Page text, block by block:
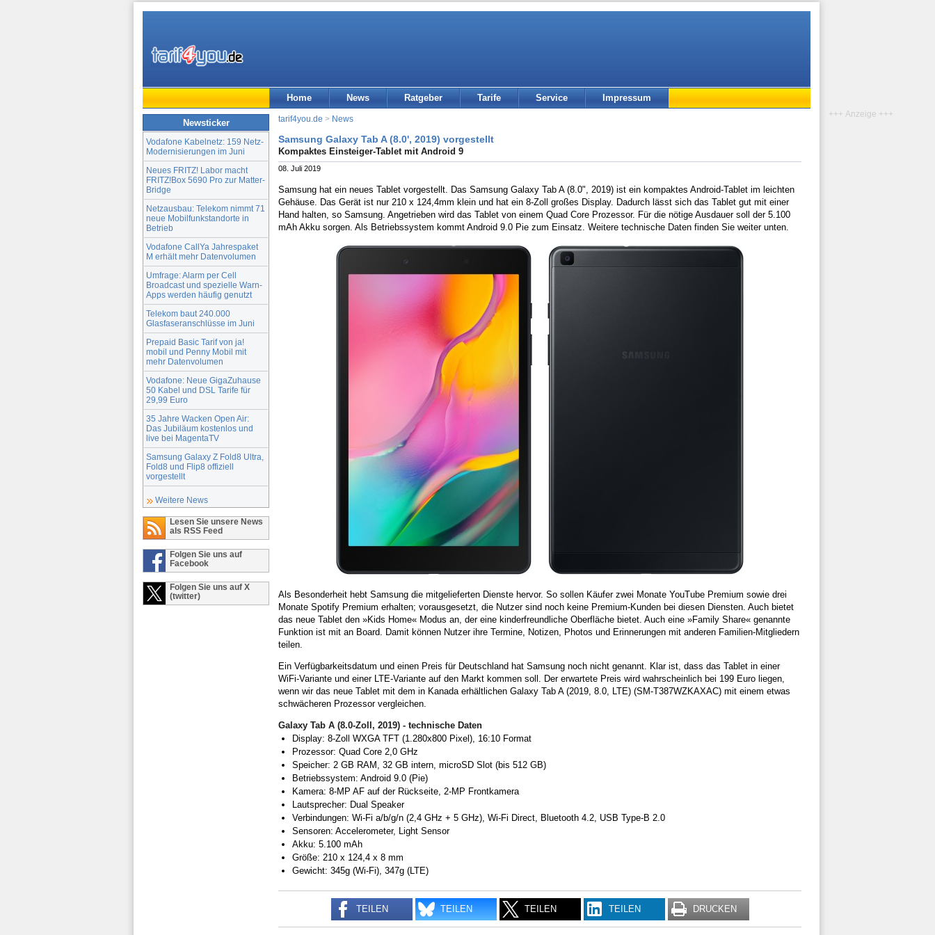
Home News Ratgeber Tarife Service Impressum
Newsticker
Vodafone Kabelnetz: 159 Netz-
Modernisierungen im Juni
Neues FRITZ! Labor macht
FRITZ!Box 5690 Pro zur Matter-
Bridge
Netzausbau: Telekom nimmt 71
neue Mobilfunkstandorte in
Betrieb
Vodafone CallYa Jahrespaket
M erhält mehr Datenvolumen
Umfrage: Alarm per Cell
Broadcast und spezielle Warn-
Apps werden häufig genutzt
Telekom baut 240.000
Glasfaseranschlüsse im Juni
Prepaid Basic Tarif von ja!
mobil und Penny Mobil mit
mehr Datenvolumen
Vodafone: Neue GigaZuhause
50 Kabel und DSL Tarife für
29,99 Euro
35 Jahre Wacken Open Air:
Das Jubiläum kostenlos und
live bei MagentaTV
Samsung Galaxy Z Fold8 Ultra,
Fold8 und Flip8 offiziell
vorgestellt
Weitere News
Lesen Sie unsere News
als RSS Feed
Folgen Sie uns auf
Facebook
Folgen Sie uns auf X
(twitter)
tarif4you.de > News
Samsung Galaxy Tab A (8.0', 2019) vorgestellt
Kompaktes Einsteiger-Tablet mit Android 9
08. Juli 2019
Samsung hat ein neues Tablet vorgestellt. Das Samsung Galaxy Tab A (8.0", 2019) ist ein kompaktes Android-Tablet im leichten
Gehäuse. Das Gerät ist nur 210 x 124,4mm klein und hat ein 8-Zoll großes Display. Dadurch lässt sich das Tablet gut mit einer
Hand halten, so Samsung. Angetrieben wird das Tablet von einem Quad Core Prozessor. Für die nötige Ausdauer soll der 5.100
mAh Akku sorgen. Als Betriebssystem kommt Android 9.0 Pie zum Einsatz. Weitere technische Daten finden Sie weiter unten.
Als Besonderheit hebt Samsung die mitgelieferten Dienste hervor. So sollen Käufer zwei Monate YouTube Premium sowie drei
Monate Spotify Premium erhalten; vorausgesetzt, die Nutzer sind noch keine Premium-Kunden bei diesen Diensten. Auch bietet
das neue Tablet den »Kids Home« Modus an, der eine kinderfreundliche Oberfläche bietet. Auch eine »Family Share« genannte
Funktion ist mit an Board. Damit können Nutzer ihre Termine, Notizen, Photos und Erinnerungen mit anderen Familien-Mitgliedern
teilen.
Ein Verfügbarkeitsdatum und einen Preis für Deutschland hat Samsung noch nicht genannt. Klar ist, dass das Tablet in einer
WiFi-Variante und einer LTE-Variante auf den Markt kommen soll. Der erwartete Preis wird wahrscheinlich bei 199 Euro liegen,
wenn wir das neue Tablet mit dem in Kanada erhältlichen Galaxy Tab A (2019, 8.0, LTE) (SM-T387WZKAXAC) mit einem etwas
schwächeren Prozessor vergleichen.
Galaxy Tab A (8.0-Zoll, 2019) - technische Daten
Display: 8-Zoll WXGA TFT (1.280x800 Pixel), 16:10 Format
Prozessor: Quad Core 2,0 GHz
Speicher: 2 GB RAM, 32 GB intern, microSD Slot (bis 512 GB)
Betriebssystem: Android 9.0 (Pie)
Kamera: 8-MP AF auf der Rückseite, 2-MP Frontkamera
Lautsprecher: Dual Speaker
Verbindungen: Wi-Fi a/b/g/n (2,4 GHz + 5 GHz), Wi-Fi Direct, Bluetooth 4.2, USB Type-B 2.0
Sensoren: Accelerometer, Light Sensor
Akku: 5.100 mAh
Größe: 210 x 124,4 x 8 mm
Gewicht: 345g (Wi-Fi), 347g (LTE)
TEILEN TEILEN TEILEN TEILEN DRUCKEN
+++ Anzeige +++